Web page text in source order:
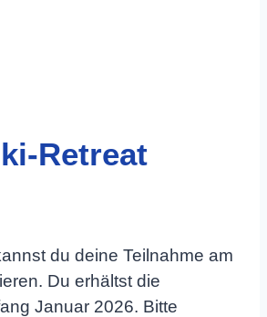
Retreat
du deine Teilnahme am
Du erhältst die
Januar 2026. Bitte